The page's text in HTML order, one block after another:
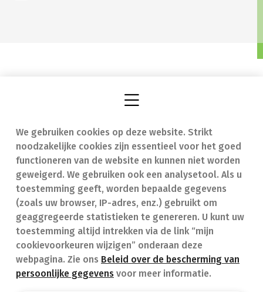
We gebruiken cookies op deze website. Strikt
noodzakelijke cookies zijn essentieel voor het goed
functioneren van de website en kunnen niet worden
geweigerd. We gebruiken ook een analysetool. Als u
toestemming geeft, worden bepaalde gegevens
(zoals uw browser, IP-adres, enz.) gebruikt om
geaggregeerde statistieken te genereren. U kunt uw
toestemming altijd intrekken via de link “mijn
cookievoorkeuren wijzigen” onderaan deze
webpagina. Zie ons Beleid over de bescherming van
persoonlijke gegevens voor meer informatie.
Vind een apotheek
Onze expertise
Ziekten
Geneesmiddelen
In geval van nood
Contact
Veelgestelde vragen
(FAQ)